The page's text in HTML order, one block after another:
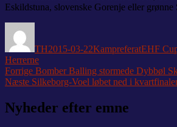
Eskildstuna, slovenske Gorenje eller
TH2015-03-22KampreferatEHF
Herrerne
Indlægsnavigation
Forrige Forrige
indlæg:
Bomber Balling stormede Dybbøl
Næste Næste
Silkeborg-Voel løbet ned i
Nyheder efter emne